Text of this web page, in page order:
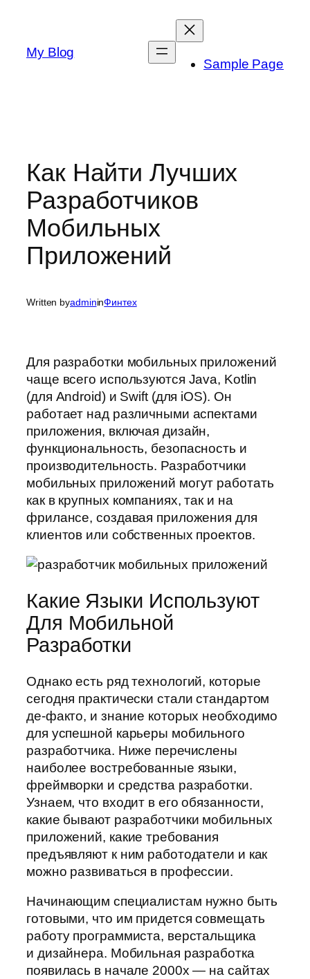
content
My Blog
Sample Page
Как Найти Лучших
Разработчиков
Мобильных
Приложений
Written byadmininФинтех
Для разработки мобильных приложений
чаще всего используются Java, Kotlin
(для Android) и Swift (для iOS). Он
работает над различными аспектами
приложения, включая дизайн,
функциональность, безопасность и
производительность. Разработчики
мобильных приложений могут работать
как в крупных компаниях, так и на
фрилансе, создавая приложения для
клиентов или собственных проектов.
Какие Языки Используют
Для Мобильной
Разработки
Однако есть ряд технологий, которые
сегодня практически стали стандартом
де-факто, и знание которых необходимо
для успешной карьеры мобильного
разработчика. Ниже перечислены
наиболее востребованные языки,
фреймворки и средства разработки.
Узнаем, что входит в его обязанности,
какие бывают разработчики мобильных
приложений, какие требования
предъявляют к ним работодатели и как
можно развиваться в профессии.
Начинающим специалистам нужно быть
готовыми, что им придется совмещать
работу программиста, верстальщика
и дизайнера. Мобильная разработка
появилась в начале 2000х — на сайтах